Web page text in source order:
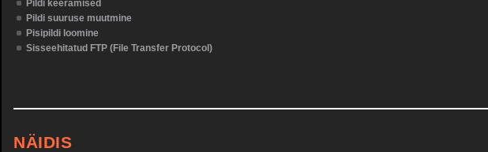
Pildi keeramised
Pildi suuruse muutmine
Pisipildi loomine
Sisseehitatud FTP (File Transfer Protocol)
NÄIDIS